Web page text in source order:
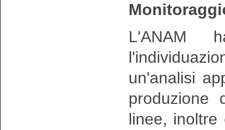
L'ANAM
un'analisi
produzione
linee,